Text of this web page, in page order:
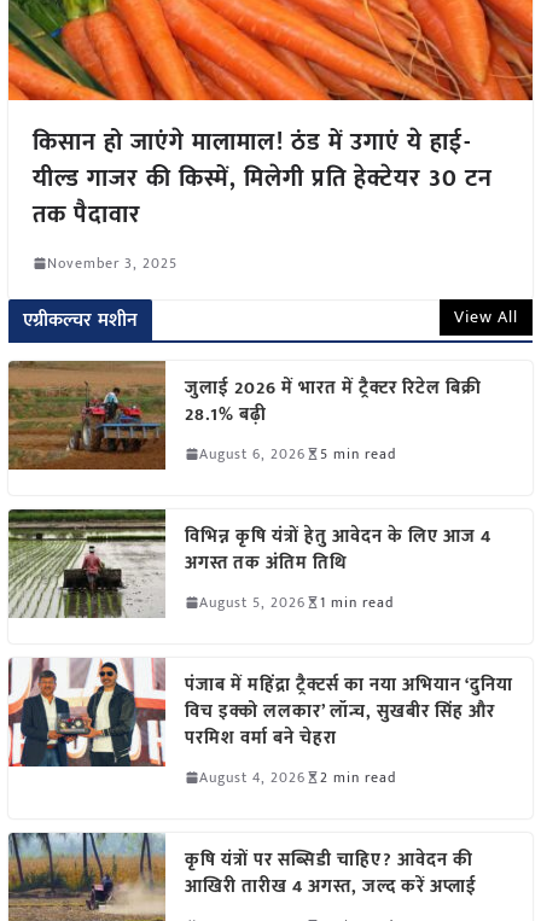
किसान हो जाएंगे मालामाल! ठंड में उगाएं ये हाई-
यील्ड गाजर की किस्में, मिलेगी प्रति हेक्टेयर 30 टन
तक पैदावार
November 3, 2025
एग्रीकल्चर मशीन View All
जुलाई 2026 में भारत में ट्रैक्टर रिटेल बिक्री
28.1% बढ़ी
August 6, 2026 5 min read
विभिन्न कृषि यंत्रों हेतु आवेदन के लिए आज 4
अगस्त तक अंतिम तिथि
August 5, 2026 1 min read
पंजाब में महिंद्रा ट्रैक्टर्स का नया अभियान ‘दुनिया
विच इक्को ललकार’ लॉन्च, सुखबीर सिंह और
परमिश वर्मा बने चेहरा
August 4, 2026 2 min read
कृषि यंत्रों पर सब्सिडी चाहिए? आवेदन की
आखिरी तारीख 4 अगस्त, जल्द करें अप्लाई